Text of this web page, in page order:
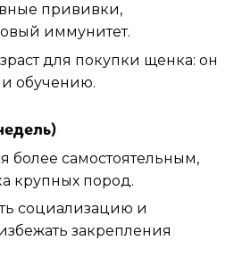
прививки,
иммунитет.
для покупки щенка: он
и обучению.
более самостоятельным,
крупных пород.
социализацию и
закрепления